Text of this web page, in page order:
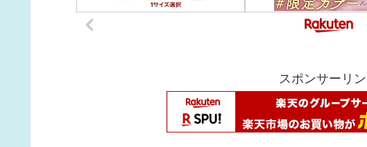
スポンサーリン